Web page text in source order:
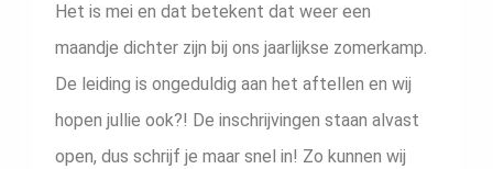
Het is mei en dat betekent dat weer een
maandje dichter zijn bij ons jaarlijkse zomerkamp.
De leiding is ongeduldig aan het aftellen en wij
hopen jullie ook?! De inschrijvingen staan alvast
open, dus schrijf je maar snel in! Zo kunnen wij